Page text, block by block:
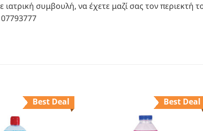
ιατρική συμβουλή, να έχετε μαζί σας τον περιεκτή
Best Deal Best Deal